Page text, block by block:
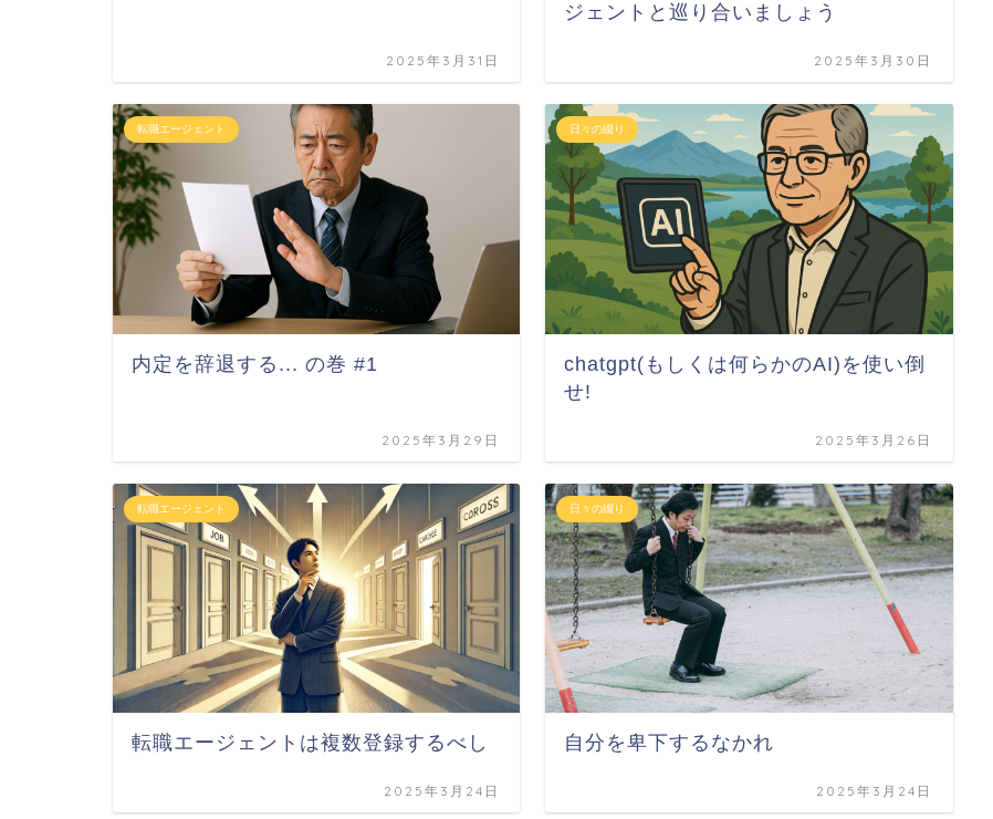
2025年3月31日
ジェントと巡り合いましょう
2025年3月30日
転職エージェント
内定を辞退する... の巻 #1
2025年3月29日
日々の綴り
chatgpt(もしくは何らかのAI)を使い倒
せ!
2025年3月26日
転職エージェント
転職エージェントは複数登録するべし
2025年3月24日
日々の綴り
自分を卑下するなかれ
2025年3月24日